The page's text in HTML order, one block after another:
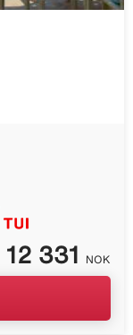
12 331 NOK